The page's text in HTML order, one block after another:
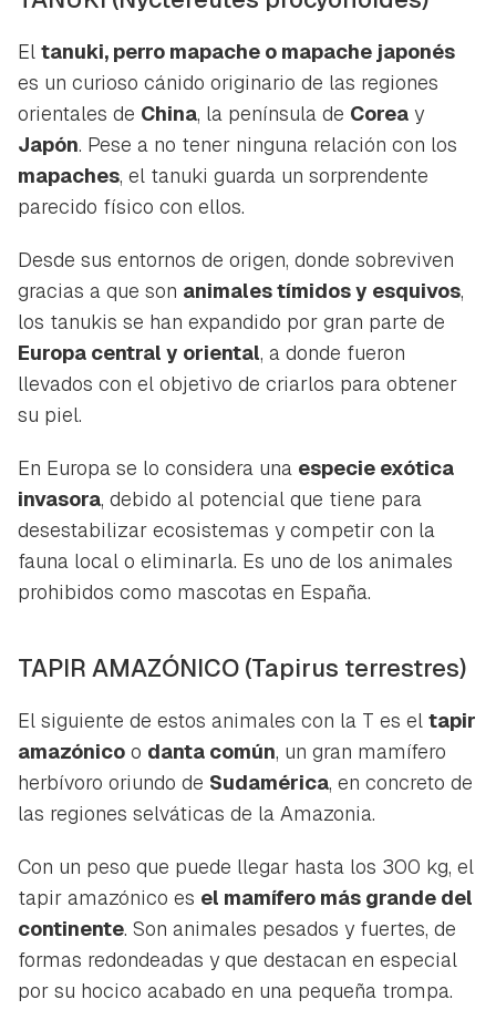
El tanuki, perro mapache o mapache japonés
es un curioso cánido originario de las regiones
orientales de China, la península de Corea y
Japón. Pese a no tener ninguna relación con los
mapaches, el tanuki guarda un sorprendente
parecido físico con ellos.
Desde sus entornos de origen, donde sobreviven
gracias a que son animales tímidos y esquivos,
los tanukis se han expandido por gran parte de
Europa central y oriental, a donde fueron
llevados con el objetivo de criarlos para obtener
su piel.
En Europa se lo considera una especie exótica
invasora, debido al potencial que tiene para
desestabilizar ecosistemas y competir con la
fauna local o eliminarla. Es uno de los animales
prohibidos como mascotas en España.
TAPIR AMAZÓNICO (Tapirus terrestres)
El siguiente de estos animales con la T es el tapir
amazónico o danta común, un gran mamífero
herbívoro oriundo de Sudamérica, en concreto de
las regiones selváticas de la Amazonia.
Con un peso que puede llegar hasta los 300 kg, el
tapir amazónico es el mamífero más grande del
continente. Son animales pesados y fuertes, de
formas redondeadas y que destacan en especial
por su hocico acabado en una pequeña trompa.